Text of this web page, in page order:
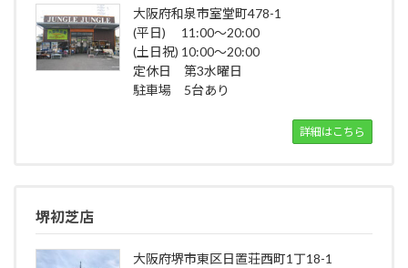
大阪府和泉市室堂町478-1
(平日) 11:00～20:00
(土日祝) 10:00～20:00
定休日 第3水曜日
駐車場 5台あり
詳細はこちら
堺初芝店
大阪府堺市東区日置荘西町1丁18-1